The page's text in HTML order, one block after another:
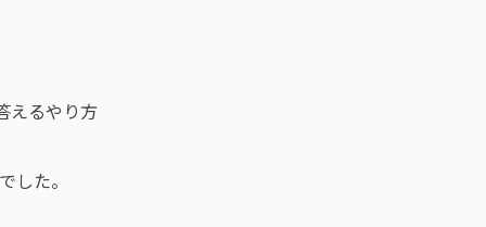
えるやり方
した。